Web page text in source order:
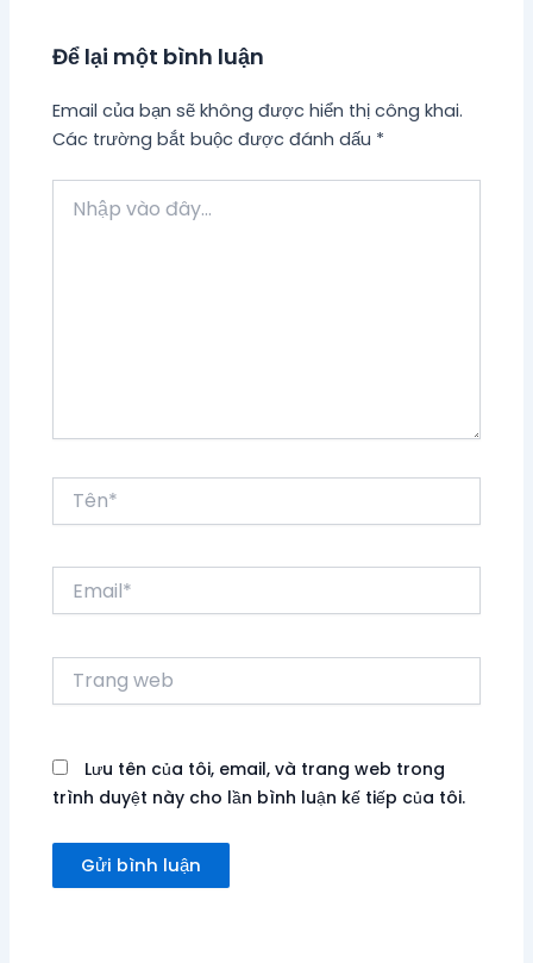
Để lại một bình luận
Email của bạn sẽ không được hiển thị công khai.
Các trường bắt buộc được đánh dấu *
vào
Tên*
web
Lưu tên của tôi, email, và trang web trong
trình duyệt này cho lần bình luận kế tiếp của tôi.